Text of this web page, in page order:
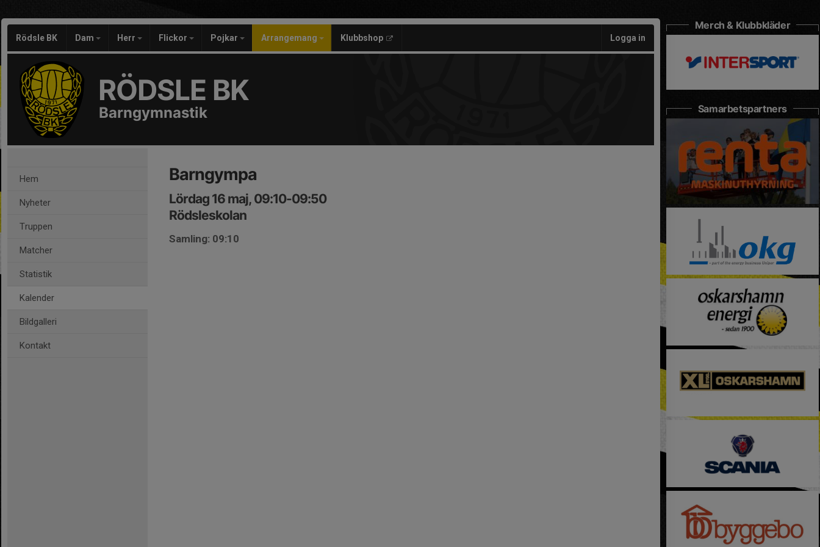
Rödsle BK Dam Herr Flickor Pojkar Arrangemang Klubbshop Logga in
RÖDSLE BK
Barngymnastik
Hem
Nyheter
Truppen
Matcher
Statistik
Kalender
Bildgalleri
Kontakt
Barngympa
Lördag 16 maj, 09:10-09:50
Rödsleskolan
Samling: 09:10
Merch & Klubbkläder
Samarbetspartners